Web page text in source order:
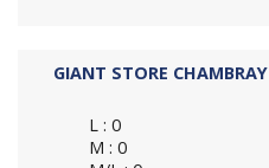
GIANT STORE CHAMBRAY
L : 0
M : 0